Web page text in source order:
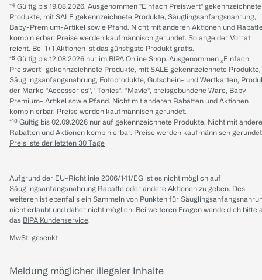
*⁴ Gültig bis 19.08.2026. Ausgenommen "Einfach Preiswert" gekennzeichnete
Produkte, mit SALE gekennzeichnete Produkte, Säuglingsanfangsnahrung,
Baby-Premium-Artikel sowie Pfand. Nicht mit anderen Aktionen und
kombinierbar. Preise werden kaufmännisch gerundet. Solange der Vorrat
reicht. Bei 1+1 Aktionen ist das günstigste Produkt gratis.
*⁸ Gültig bis 12.08.2026 nur im BIPA Online Shop. Ausgenommen „Einfach
Preiswert“ gekennzeichnete Produkte, mit SALE gekennzeichnete Produkte,
Säuglingsanfangsnahrung, Fotoprodukte, Gutschein- und Wertkarten,
der Marke “Accessories“, “Tonies“, “Mavie“, preisgebundene Ware, Baby
Premium- Artikel sowie Pfand. Nicht mit anderen Rabatten und Aktionen
kombinierbar. Preise werden kaufmännisch gerundet.
*¹⁰ Gültig bis 02.09.2026 nur auf gekennzeichnete Produkte. Nicht mit
Rabatten und Aktionen kombinierbar. Preise werden kaufmännisch
Preisliste der letzten 30 Tage
Aufgrund der EU-Richtlinie 2006/141/EG ist es nicht möglich auf
Säuglingsanfangsnahrung Rabatte oder andere Aktionen zu geben. Des
weiteren ist ebenfalls ein Sammeln von Punkten für
nicht erlaubt und daher nicht möglich. Bei weiteren Fragen wende dich bitte
das BIPA Kundenservice.
MwSt. gesenkt
Meldung möglicher illegaler Inhalte